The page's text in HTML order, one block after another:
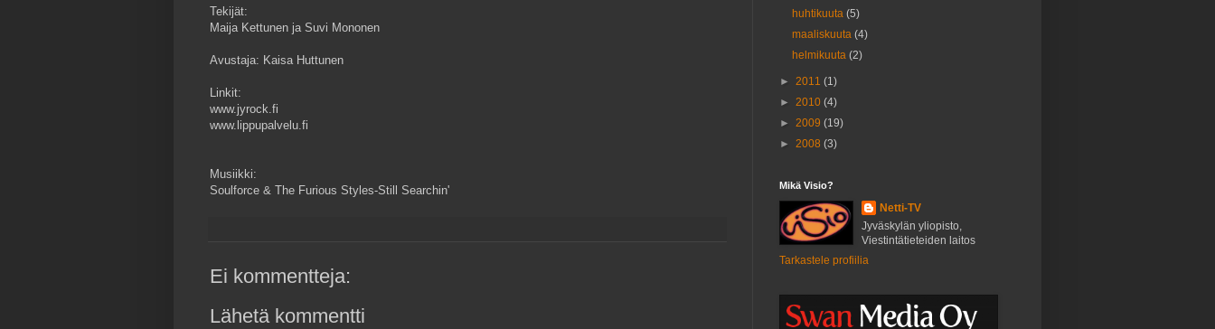
Tekijät:
Maija Kettunen ja Suvi Mononen
Avustaja: Kaisa Huttunen
Linkit:
www.jyrock.fi
www.lippupalvelu.fi
Musiikki:
Soulforce & The Furious Styles-Still Searchin'
Ei kommentteja:
Lähetä kommentti
huhtikuuta(5)
maaliskuuta(4)
helmikuuta(2)
► 2011 (1)
► 2010 (4)
► 2009 (19)
► 2008 (3)
Mikä Visio?
Netti-TV
Jyväskylän yliopisto,
Viestintätieteiden laitos
Tarkastele profiilia